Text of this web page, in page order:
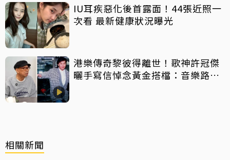
IU耳疾惡化後首露面！44張近照一
次看 最新健康狀況曝光
港樂傳奇黎彼得離世！歌神許冠傑
曬手寫信悼念黃金搭檔：音樂路上
相關新聞